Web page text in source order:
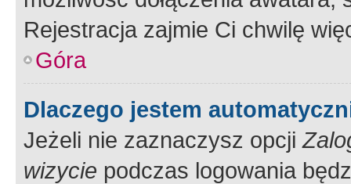
Rejestracja zajmie Ci chwilę
Góra
Dlaczego jestem
Jeżeli nie zaznaczysz opcji
wizycie podczas logowania